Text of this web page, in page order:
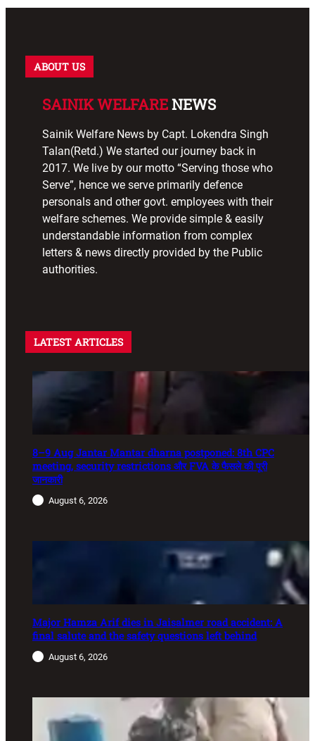
ABOUT US
SAINIK WELFARENEWS
Sainik Welfare News by Capt. Lokendra Singh
Talan(Retd.) We started our journey back in
2017. We live by our motto “Serving those who
Serve”, hence we serve primarily defence
personals and other govt. employees with their
welfare schemes. We provide simple & easily
understandable information from complex
letters & news directly provided by the Public
authorities.
LATEST ARTICLES
8–9 Aug Jantar Mantar dharna postponed: 8th CPC
meeting, security restrictions और FVA के फैसले की पूरी
जानकारी
August 6, 2026
Major Hamza Arif dies in Jaisalmer road accident: A
final salute and the safety questions left behind
August 6, 2026